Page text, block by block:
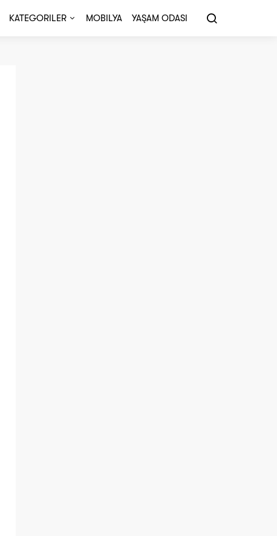
KATEGORILER MOBILYA YAŞAM ODASI